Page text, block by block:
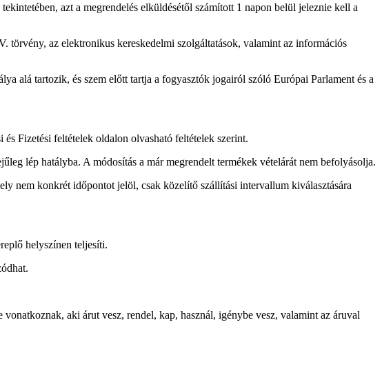
azt a megrendelés elküldésétől számított 1 napon belül jeleznie kell a
az elektronikus kereskedelmi szolgáltatások, valamint az információs
alá tartozik, és szem előtt tartja a fogyasztók jogairól szóló Európai Parlament és a
Fizetési feltételek oldalon olvasható feltételek szerint.
lép hatályba. A módosítás a már megrendelt termékek vételárát nem befolyásolja.
nem konkrét időpontot jelöl, csak közelítő szállítási intervallum kiválasztására
helyszínen teljesíti.
aki árut vesz, rendel, kap, használ, igénybe vesz, valamint az áruval